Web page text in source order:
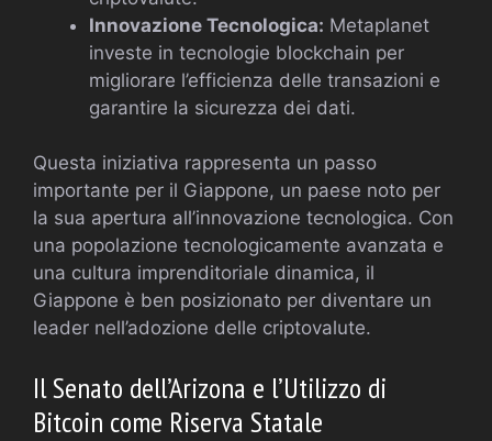
Innovazione Tecnologica: Metaplanet
investe in tecnologie blockchain per
migliorare l’efficienza delle transazioni e
garantire la sicurezza dei dati.
Questa iniziativa rappresenta un passo
importante per il Giappone, un paese noto per
la sua apertura all’innovazione tecnologica. Con
una popolazione tecnologicamente avanzata e
una cultura imprenditoriale dinamica, il
Giappone è ben posizionato per diventare un
leader nell’adozione delle criptovalute.
Il Senato dell’Arizona e l’Utilizzo di
Bitcoin come Riserva Statale